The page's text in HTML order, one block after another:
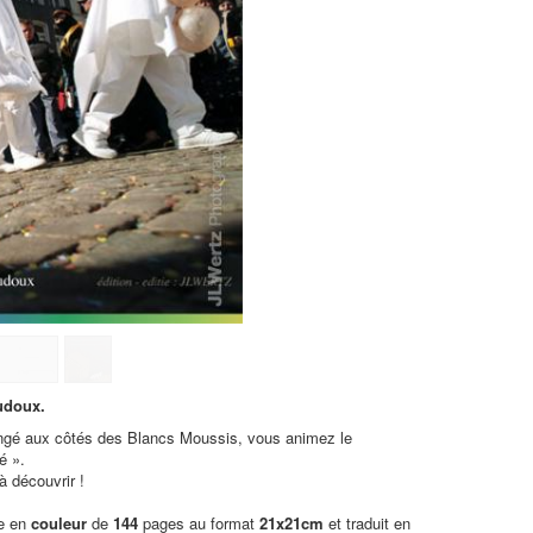
aux côtés des Blancs Moussis, vous animez le
».
découvrir !
en couleurde 144pages au format 21x21cm et traduit en